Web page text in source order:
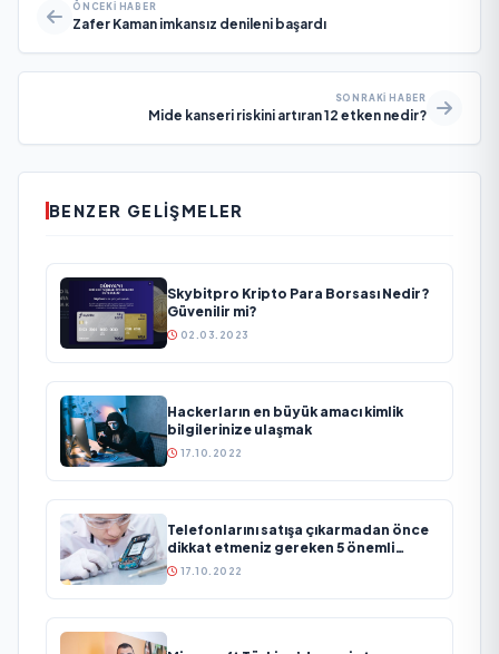
ÖNCEKI HABER
Zafer Kaman imkansız denileni başardı
SONRAKI HABER
Mide kanseri riskini artıran 12 etken nedir?
BENZER GELIŞMELER
Skybitpro Kripto Para Borsası Nedir?
Güvenilir mi?
02.03.2023
Hackerların en büyük amacı kimlik
bilgilerinize ulaşmak
17.10.2022
Telefonlarını satışa çıkarmadan önce
dikkat etmeniz gereken 5 önemli
detay!
17.10.2022